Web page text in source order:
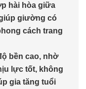
hài hòa giữa
giường có
cách trang
bền cao, nhờ
lực tốt, không
gia tăng tuổi